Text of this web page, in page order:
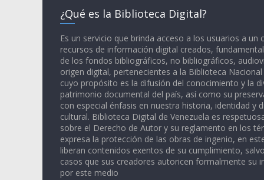
¿Qué es la Biblioteca Digital?
Es un servicio que brinda acceso a los usuarios a un
recursos de información digital creados,
de los fondos bibliográficos, no bibliográficos,
origen digital, pertenecientes a la Biblioteca Nacional
cuyo propósito es la difusión del conocimiento y la
patrimonio documental del país, así como su
con especial énfasis en nuestra historia, identidad y
cultural. Biblioteca Digital de Venezuela es
sobre el Derecho de Autor y su reglamento en los
expresa la protección de las obras de ingenio, en
liberan contenidos exentos de su cumplimiento,
casos que sus creadores autoricen formalmente su
por este medio